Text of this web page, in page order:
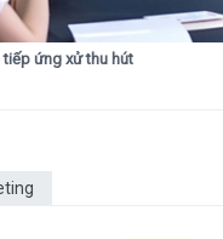
tiếp ứng xử thu hút